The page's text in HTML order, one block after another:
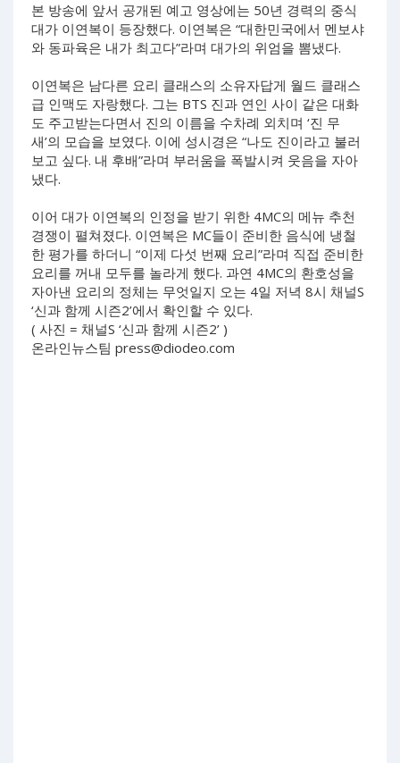
본 방송에 앞서 공개된 예고 영상에는 50년 경력의 중식
대가 이연복이 등장했다. 이연복은 “대한민국에서 멘보샤
와 동파육은 내가 최고다”라며 대가의 위엄을 뽐냈다.
이연복은 남다른 요리 클래스의 소유자답게 월드 클래스
급 인맥도 자랑했다. 그는 BTS 진과 연인 사이 같은 대화
도 주고받는다면서 진의 이름을 수차례 외치며 ‘진 무
새’의 모습을 보였다. 이에 성시경은 “나도 진이라고 불러
보고 싶다. 내 후배”라며 부러움을 폭발시켜 웃음을 자아
냈다.
이어 대가 이연복의 인정을 받기 위한 4MC의 메뉴 추천
경쟁이 펼쳐졌다. 이연복은 MC들이 준비한 음식에 냉철
한 평가를 하더니 “이제 다섯 번째 요리”라며 직접 준비한
요리를 꺼내 모두를 놀라게 했다. 과연 4MC의 환호성을
자아낸 요리의 정체는 무엇일지 오는 4일 저녁 8시 채널S
‘신과 함께 시즌2’에서 확인할 수 있다.
( 사진 = 채널S ‘신과 함께 시즌2’ )
온라인뉴스팀 press@diodeo.com